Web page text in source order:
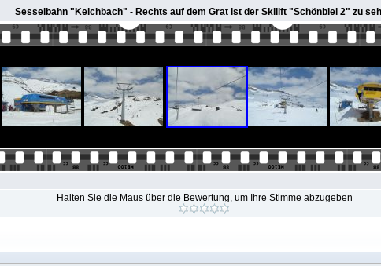
Sesselbahn "Kelchbach" - Rechts auf dem Grat ist der Skilift "Schönbiel 2" zu
Halten Sie die Maus über die Bewertung, um Ihre Stimme abzugeben